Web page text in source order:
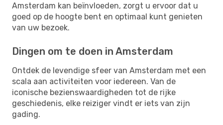
Amsterdam kan beïnvloeden, zorgt u ervoor dat u
goed op de hoogte bent en optimaal kunt genieten
van uw bezoek.
Dingen om te doen in Amsterdam
Ontdek de levendige sfeer van Amsterdam met een
scala aan activiteiten voor iedereen. Van de
iconische bezienswaardigheden tot de rijke
geschiedenis, elke reiziger vindt er iets van zijn
gading.